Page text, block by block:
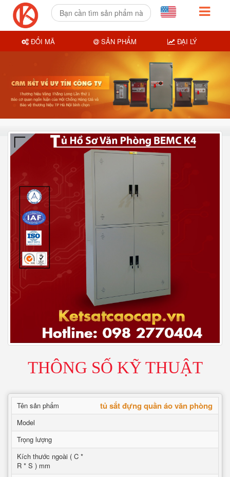
THÔNG SỐ KỸ THUẬT
Tên sản phẩm tủ sắt đựng quần áo văn phòng
Model
Trọng lượng
Kích thước ngoài ( C *
R * S ) mm
ĐỔI MÃ SẢN PHẨM ĐẠI LÝ